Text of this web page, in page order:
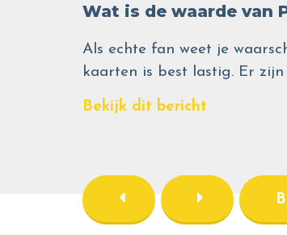
Wat is de waarde van
Als echte fan weet je
kaarten is best lastig. Er
Bekijk dit bericht